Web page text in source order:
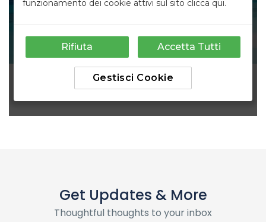
Get Updates & More
Thoughtful thoughts to your inbox